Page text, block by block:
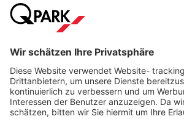
Meistgesucht
Mehr überQ-Park